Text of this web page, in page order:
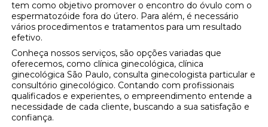
tem como objetivo promover o encontro do óvulo com o
espermatozóide fora do útero. Para além, é necessário
vários procedimentos e tratamentos para um resultado
efetivo.
Conheça nossos serviços, são opções variadas que
oferecemos, como clínica ginecológica, clínica
ginecológica São Paulo, consulta ginecologista particular e
consultório ginecológico. Contando com profissionais
qualificados e experientes, o empreendimento entende a
necessidade de cada cliente, buscando a sua satisfação e
confiança.